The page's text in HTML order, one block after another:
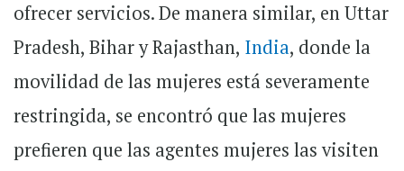
ofrecer servicios. De manera similar, en Uttar
Pradesh, Bihar y Rajasthan, India, donde la
movilidad de las mujeres está severamente
restringida, se encontró que las mujeres
prefieren que las agentes mujeres las visiten